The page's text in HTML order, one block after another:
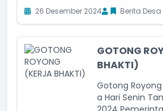
26 Desember 2024 Berita Desa
GOTONG
BHAKTI)
Gotong
a Hari Senin